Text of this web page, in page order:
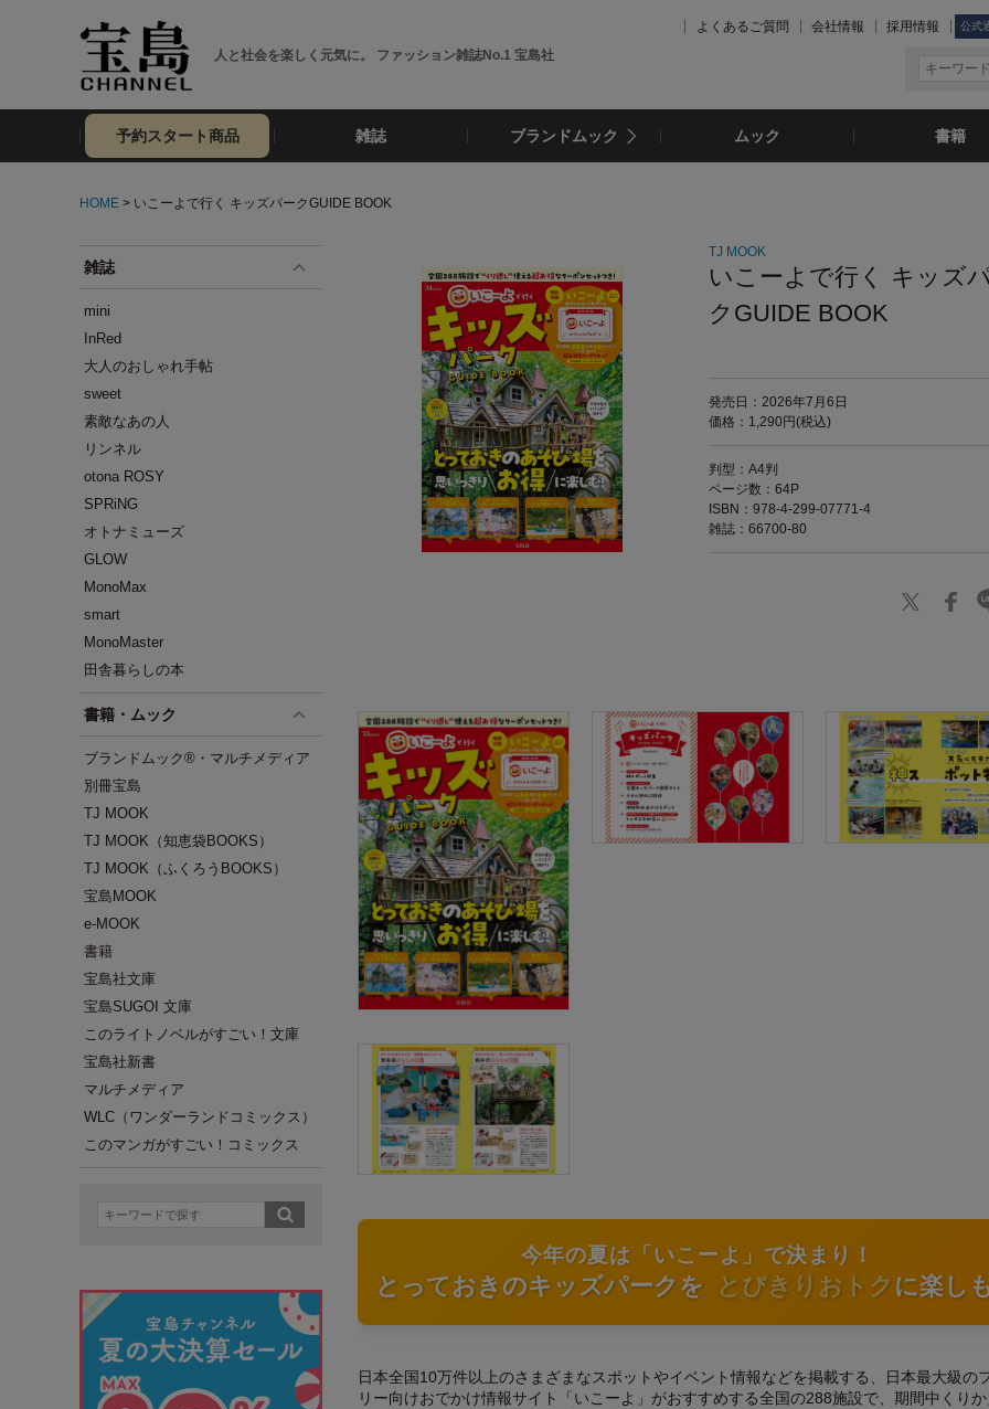
人と社会を楽しく元気に。 ファッション雑誌No.1 宝島社
よくあるご質問 会社情報 採用情報 公式
予約スタート商品 雑誌 ブランドムック ムック 書籍
HOME > いこーよで行く キッズパークGUIDE BOOK
雑誌
mini
InRed
大人のおしゃれ手帖
sweet
素敵なあの人
リンネル
otona ROSY
SPRiNG
オトナミューズ
GLOW
MonoMax
smart
MonoMaster
田舎暮らしの本
書籍・ムック
ブランドムック®・マルチメディア
別冊宝島
TJ MOOK
TJ MOOK（知恵袋BOOKS）
TJ MOOK（ふくろうBOOKS）
宝島MOOK
e-MOOK
書籍
宝島社文庫
宝島SUGOI 文庫
このライトノベルがすごい！文庫
宝島社新書
マルチメディア
WLC（ワンダーランドコミックス）
このマンガがすごい！コミックス
TJ MOOK
いこーよで行く キッズ
クGUIDE BOOK
発売日：2026年7月6日
価格：1,290円(税込)
判型：A4判
ページ数：64P
ISBN：978-4-299-07771-4
雑誌：66700-80
今年の夏は「いこーよ」で決まり！
とっておきのキッズパークを とびきりおトク に楽し
日本全国10万件以上のさまざまなスポットやイベント情報などを掲載する、日本最大級の
リー向けおでかけ情報サイト「いこーよ」がおすすめする全国の288施設で、期間中くり